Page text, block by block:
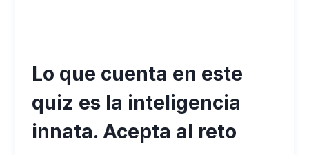
Lo que cuenta en este
quiz es la inteligencia
innata. Acepta al reto